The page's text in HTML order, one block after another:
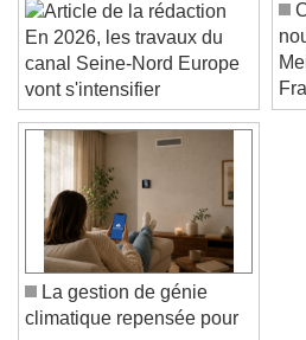
Color Opacity
Font Size
Text Edge Style
Font Family
Reset
Done
Close Modal Dialog
En 2026, les travaux du
canal Seine-Nord Europe
vont s'intensifier
La gestion de génie